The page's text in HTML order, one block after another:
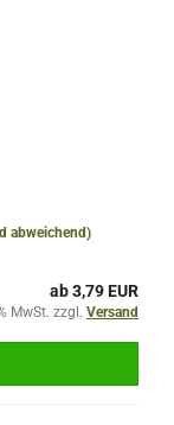
abweichend)
ab 3,79 EUR
MwSt. zzgl. Versand